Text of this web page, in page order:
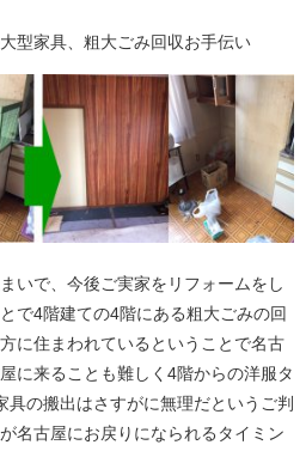
型家具、粗大ごみ回収お手伝い
いで、今後ご実家をリフォームをし
で4階建ての4階にある粗大ごみの回
に住まわれているということで名古
に来ることも難しく4階からの洋服タ
具の搬出はさすがに無理だというご判
名古屋にお戻りになられるタイミン